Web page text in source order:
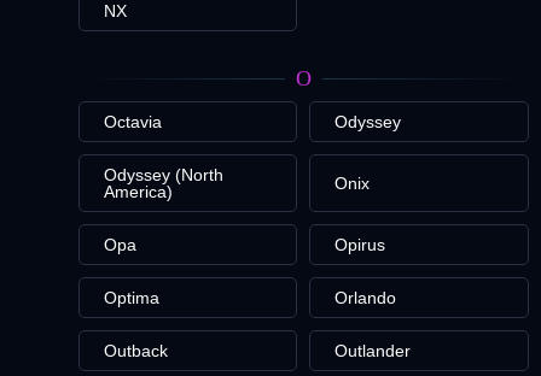
NX
O
Octavia Odyssey
Odyssey (North
America)
Onix
Opa Opirus
Optima Orlando
Outback Outlander